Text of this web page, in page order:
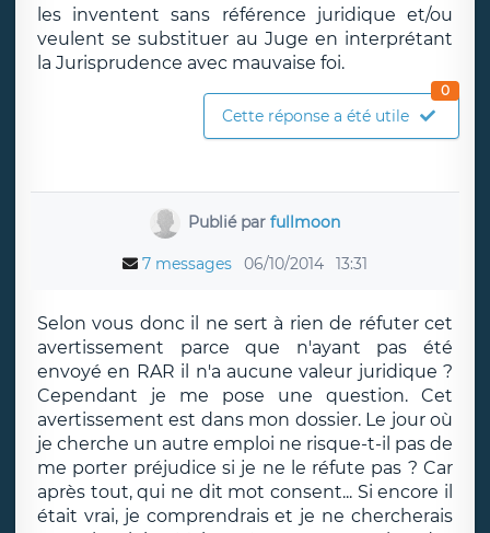
les inventent sans référence juridique et/ou
veulent se substituer au Juge en interprétant
la Jurisprudence avec mauvaise foi.
Cette réponse a été utile
0
Publié parfullmoon
7 messages 06/10/2014 13:31
Selon vous donc il ne sert à rien de réfuter cet
avertissement parce que n'ayant pas été
envoyé en RAR il n'a aucune valeur juridique ?
Cependant je me pose une question. Cet
avertissement est dans mon dossier. Le jour où
je cherche un autre emploi ne risque-t-il pas de
me porter préjudice si je ne le réfute pas ? Car
après tout, qui ne dit mot consent... Si encore il
était vrai, je comprendrais et je ne chercherais